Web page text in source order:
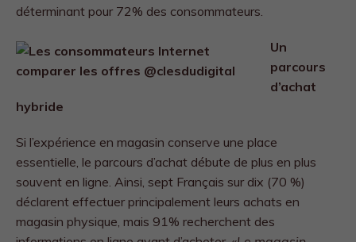
déterminant pour 72% des consommateurs.
Un
parcours
d’achat
hybride
Si l’expérience en magasin conserve une place
essentielle, le parcours d’achat débute de plus en plus
souvent en ligne. Ainsi, sept Français sur dix (70 %)
déclarent effectuer principalement leurs achats en
magasin physique, mais 91% recherchent des